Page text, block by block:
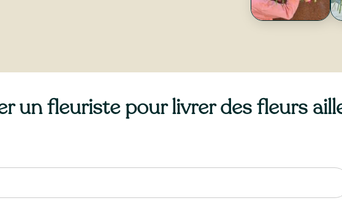
un fleuriste pour livrer des fleurs